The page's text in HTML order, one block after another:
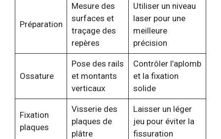
Préparation
Mesure des
surfaces et
traçage des
repères
Utiliser un niveau
laser pour une
meilleure
précision
Ossature
Pose des rails
et montants
verticaux
Contrôler l’aplomb
et la fixation
solide
Fixation
plaques
Visserie des
plaques de
plâtre
Laisser un léger
jeu pour éviter la
fissuration